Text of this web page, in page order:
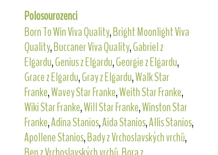
Polosourozenci
Born To Win Viva Quality,Bright Moonlight Viva
Quality,Buccaner Viva Quality,Gabriel z
Elgardu,Genius z Elgardu,Georgie z Elgardu,
Grace z Elgardu,Gray z Elgardu,Walk Star
Franke,Wavey Star Franke,Weith Star Franke,
Wiki Star Franke,Will Star Franke,Winston Star
Franke,Adina Stanios,Aida Stanios,Allis Stanios,
Apollene Stanios,Bady z Vrchoslavských vrchů,